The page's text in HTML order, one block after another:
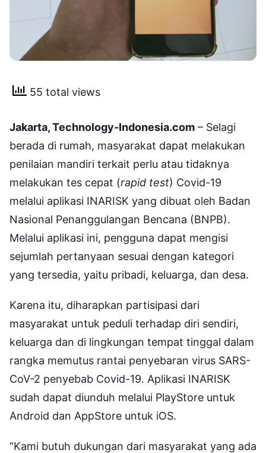
55 total views
Jakarta, Technology-Indonesia.com – Selagi
berada di rumah, masyarakat dapat melakukan
penilaian mandiri terkait perlu atau tidaknya
melakukan tes cepat (rapid test) Covid-19
melalui aplikasi INARISK yang dibuat oleh Badan
Nasional Penanggulangan Bencana (BNPB).
Melalui aplikasi ini, pengguna dapat mengisi
sejumlah pertanyaan sesuai dengan kategori
yang tersedia, yaitu pribadi, keluarga, dan desa.
Karena itu, diharapkan partisipasi dari
masyarakat untuk peduli terhadap diri sendiri,
keluarga dan di lingkungan tempat tinggal dalam
rangka memutus rantai penyebaran virus SARS-
CoV-2 penyebab Covid-19. Aplikasi INARISK
sudah dapat diunduh melalui PlayStore untuk
Android dan AppStore untuk iOS.
“Kami butuh dukungan dari masyarakat yang ada